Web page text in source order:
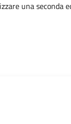
una seconda